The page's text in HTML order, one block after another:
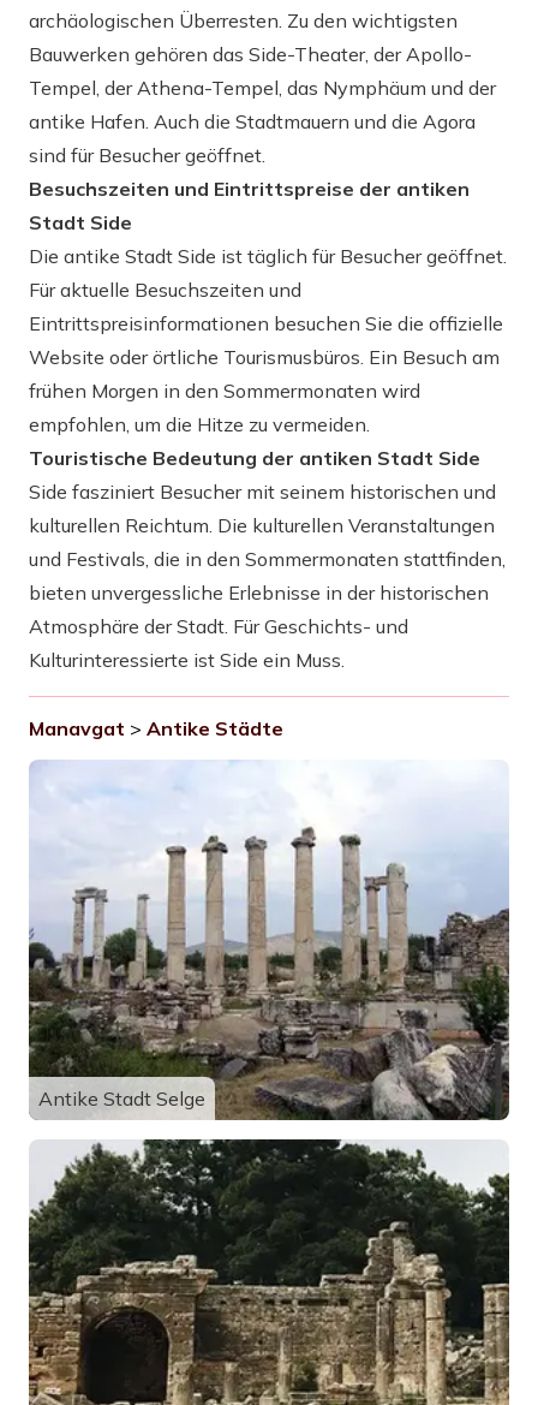
archäologischen Überresten. Zu den wichtigsten
Bauwerken gehören das Side-Theater, der Apollo-
Tempel, der Athena-Tempel, das Nymphäum und der
antike Hafen. Auch die Stadtmauern und die Agora
sind für Besucher geöffnet.
Besuchszeiten und Eintrittspreise der antiken
Stadt Side
Die antike Stadt Side ist täglich für Besucher geöffnet.
Für aktuelle Besuchszeiten und
Eintrittspreisinformationen besuchen Sie die offizielle
Website oder örtliche Tourismusbüros. Ein Besuch am
frühen Morgen in den Sommermonaten wird
empfohlen, um die Hitze zu vermeiden.
Touristische Bedeutung der antiken Stadt Side
Side fasziniert Besucher mit seinem historischen und
kulturellen Reichtum. Die kulturellen Veranstaltungen
und Festivals, die in den Sommermonaten stattfinden,
bieten unvergessliche Erlebnisse in der historischen
Atmosphäre der Stadt. Für Geschichts- und
Kulturinteressierte ist Side ein Muss.
Manavgat > Antike Städte
Antike Stadt Selge